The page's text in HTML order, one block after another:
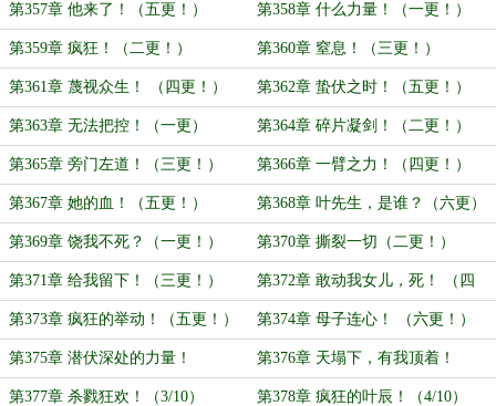
第357章 他来了！（五更！） 第358章 什么力量！（一更！）
第359章 疯狂！（二更！） 第360章 窒息！（三更！）
第361章 蔑视众生！ （四更！） 第362章 蛰伏之时！（五更！）
第363章 无法把控！（一更） 第364章 碎片凝剑！（二更！）
第365章 旁门左道！（三更！） 第366章 一臂之力！（四更！）
第367章 她的血！（五更！） 第368章 叶先生，是谁？（六更）
第369章 饶我不死？（一更！） 第370章 撕裂一切（二更！）
第371章 给我留下！（三更！） 第372章 敢动我女儿，死！ （四
更）
第373章 疯狂的举动！（五更！） 第374章 母子连心！ （六更！）
第375章 潜伏深处的力量！
（1/10）
第376章 天塌下，有我顶着！
（2/10）
第377章 杀戮狂欢！（3/10） 第378章 疯狂的叶辰！（4/10）